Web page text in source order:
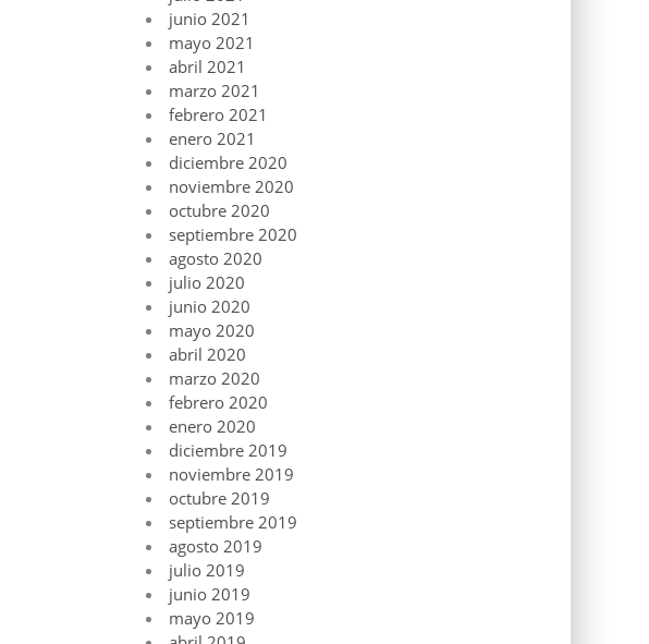
junio 2021
mayo 2021
abril 2021
marzo 2021
febrero 2021
enero 2021
diciembre 2020
noviembre 2020
octubre 2020
septiembre 2020
agosto 2020
julio 2020
junio 2020
mayo 2020
abril 2020
marzo 2020
febrero 2020
enero 2020
diciembre 2019
noviembre 2019
octubre 2019
septiembre 2019
agosto 2019
julio 2019
junio 2019
mayo 2019